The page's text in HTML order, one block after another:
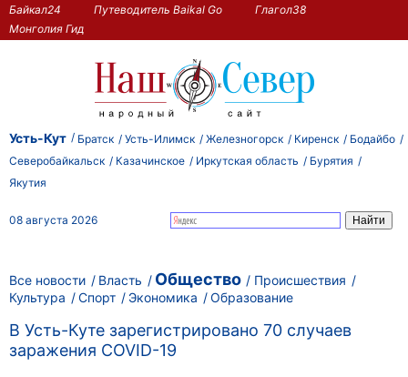
Байкал24 Путеводитель Baikal Go
Глагол38
Монголия Гид
Усть-Кут Братск Усть-Илимск Железногорск Киренск
Бодайбо
Северобайкальск
Казачинское Иркутская область
Бурятия
Якутия
08 августа 2026
Все новости Власть Общество
Происшествия
Культура
Спорт Экономика Образование
В Усть-Куте зарегистрировано 70 случаев
заражения COVID-19